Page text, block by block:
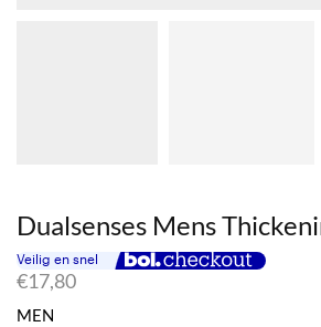
Dualsenses Mens
€17,80
MEN